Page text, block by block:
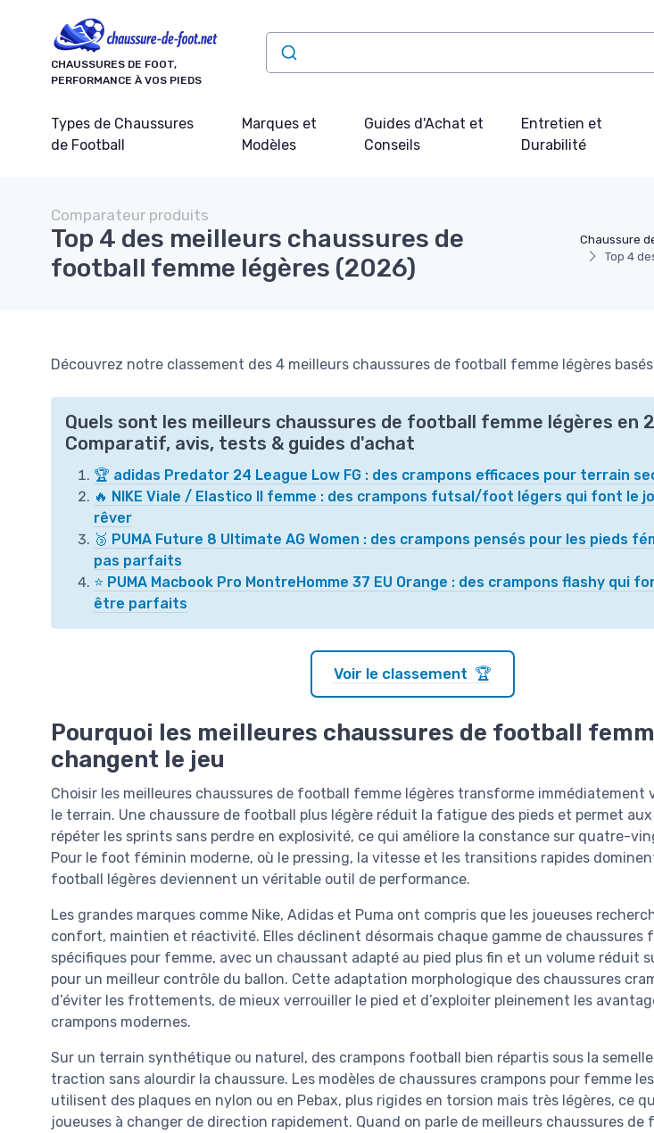
CHAUSSURES DE FOOT,
PERFORMANCE À VOS PIEDS
Types de Chaussures
de Football
Marques et
Modèles
Guides d'Achat et
Conseils
Entretien et
Durabilité
Chaussure
Top 4
Comparateur produits
Top 4 des meilleurs chaussures de
football femme légères (2026)
Découvrez notre classement des 4 meilleurs chaussures de football femme légères
Quels sont les meilleurs chaussures de football femme légères en
Comparatif, avis, tests & guides d'achat
🏆 adidas Predator 24 League Low FG : des crampons efficaces pour terrain
🔥 NIKE Viale / Elastico II femme : des crampons futsal/foot légers qui font le
rêver
🥉 PUMA Future 8 Ultimate AG Women : des crampons pensés pour les pieds
pas parfaits
⭐ PUMA Macbook Pro MontreHomme 37 EU Orange : des crampons flashy qui
être parfaits
Voir le classement 🏆
Pourquoi les meilleures chaussures de football
changent le jeu
Choisir les meilleures chaussures de football femme légères transforme immédiatement
le terrain. Une chaussure de football plus légère réduit la fatigue des pieds et permet
répéter les sprints sans perdre en explosivité, ce qui améliore la constance sur quatre-
Pour le foot féminin moderne, où le pressing, la vitesse et les transitions rapides
football légères deviennent un véritable outil de performance.
Les grandes marques comme Nike, Adidas et Puma ont compris que les joueuses
confort, maintien et réactivité. Elles déclinent désormais chaque gamme de chaussures
spécifiques pour femme, avec un chaussant adapté au pied plus fin et un volume réduit
pour un meilleur contrôle du ballon. Cette adaptation morphologique des chaussures
d’éviter les frottements, de mieux verrouiller le pied et d’exploiter pleinement les
crampons modernes.
Sur un terrain synthétique ou naturel, des crampons football bien répartis sous la
traction sans alourdir la chaussure. Les modèles de chaussures crampons pour femme
utilisent des plaques en nylon ou en Pebax, plus rigides en torsion mais très légères, ce
joueuses à changer de direction rapidement. Quand on parle de meilleurs chaussures de